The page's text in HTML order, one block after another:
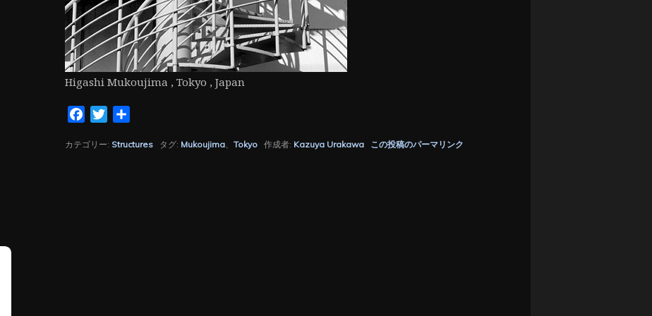
Higashi Mukoujima , Tokyo , Japan
FacebookTwitter
カテゴリー: Structures タグ: Mukoujima、 Tokyo 作成者: Kazuya Urakawa この投稿のパーマリンク